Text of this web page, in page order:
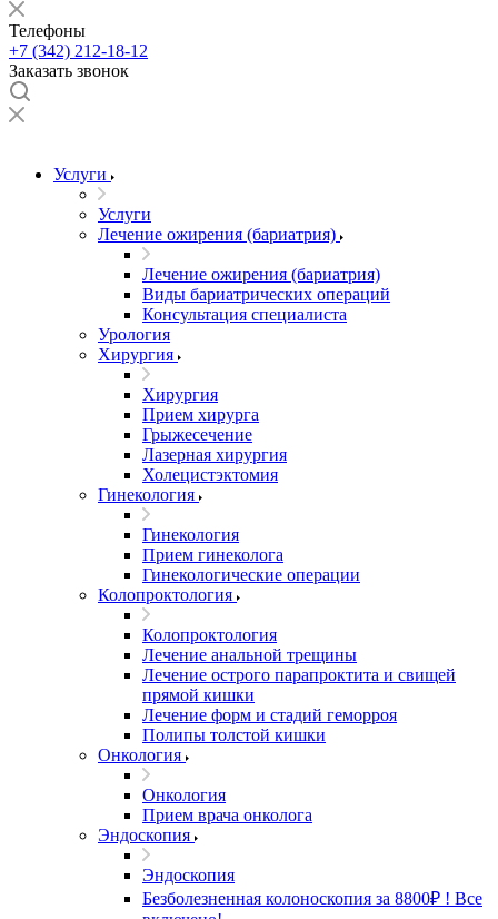
Телефоны
+7 (342) 212-18-12
Заказать звонок
Услуги
Услуги
Лечение ожирения (бариатрия)
Лечение ожирения (бариатрия)
Виды бариатрических операций
Консультация специалиста
Урология
Хирургия
Хирургия
Прием хирурга
Грыжесечение
Лазерная хирургия
Холецистэктомия
Гинекология
Гинекология
Прием гинеколога
Гинекологические операции
Колопроктология
Колопроктология
Лечение анальной трещины
Лечение острого парапроктита и свищей
прямой кишки
Лечение форм и стадий геморроя
Полипы толстой кишки
Онкология
Онкология
Прием врача онколога
Эндоскопия
Эндоскопия
Безболезненная колоноскопия за 8800₽ ! Все